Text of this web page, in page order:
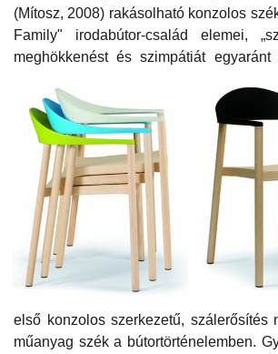
(Mítosz, 2008) rakásolható konzolos
Family" irodabútor-család elemei,
meghökkenést és szimpátiát egyaránt
első konzolos szerkezetű, szálerősítés
műanyag szék a bútortörténelemben.